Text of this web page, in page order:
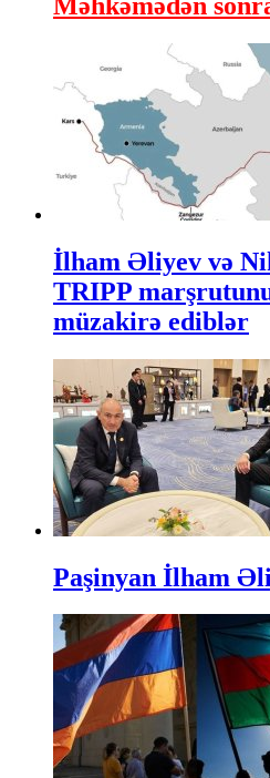
İlham Əliyev və
TRIPP
müzakirə ediblər
Paşinyan İlham